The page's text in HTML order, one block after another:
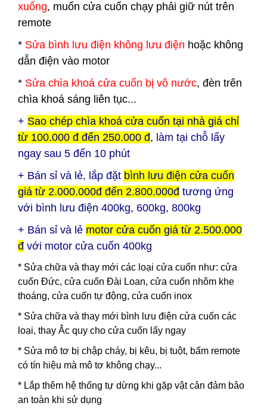
xuống, muốn cửa cuốn chạy phải giữ nút trên
remote
* Sửa bình lưu điện không lưu điện hoặc không
dẫn điện vào motor
* Sửa chìa khoá cửa cuốn bị vô nước, đèn trên
chìa khoá sáng liên tục...
+ Sao chép chìa khoá cửa cuốn tại nhà giá chỉ
từ 100.000 đ đến 250.000 đ, làm tại chỗ lấy
ngay sau 5 đến 10 phút
+ Bán sỉ và lẻ, lắp đặt bình lưu điện cửa cuốn
giá từ 2.000.000đ đến 2.800.000đ tương ứng
với bình lưu điện 400kg, 600kg, 800kg
+ Bán sỉ và lẻ motor cửa cuốn giá từ 2.500.000
đ với motor cửa cuốn 400kg
* Sửa chữa và thay mới các loại cửa cuốn như: cửa
cuốn Đức, cửa cuốn Đài Loan, cửa cuốn nhôm khe
thoáng, cửa cuốn tự động, cửa cuốn inox
* Sửa chữa và thay mới bình lưu điện cửa cuốn các
loại, thay Ắc quy cho cửa cuốn lấy ngay
* Sửa mô tơ bị chập cháy, bị kêu, bị tuột, bấm remote
có tín hiệu mà mô tơ không chạy...
* Lắp thêm hệ thống tự dừng khi gặp vật cản đảm bảo
an toàn khi sử dụng